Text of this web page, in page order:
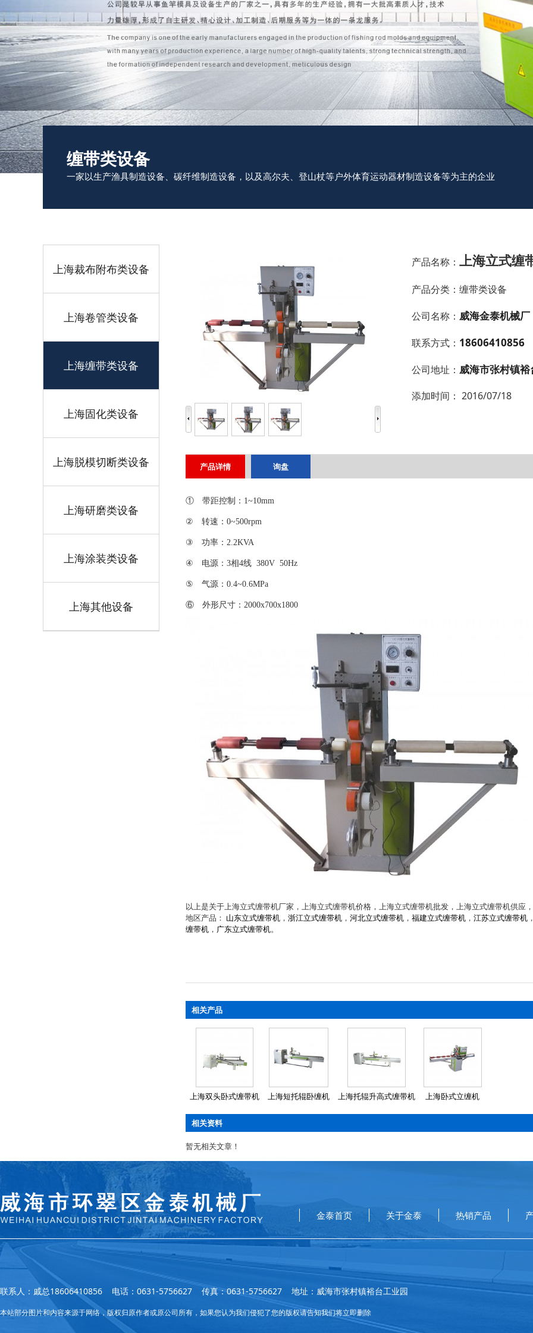
缠带类设备
一家以生产渔具制造设备、碳纤维制造设备，以及高尔夫、登山杖等户外体育运动器材制造设备等为主的企业
上海裁布附布类设备
上海卷管类设备
上海缠带类设备
上海固化类设备
上海脱模切断类设备
上海研磨类设备
上海涂装类设备
上海其他设备
产品名称： 上海立式缠
产品分类： 缠带类设备
公司名称： 威海金泰机械厂
联系方式： 18606410856
公司地址： 威海市张村镇
添加时间： 2016/07/18
产品详情 询盘
① 带距控制：1~10mm
② 转速：0~500rpm
③ 功率：2.2KVA
④ 电源：3相4线 380V 50Hz
⑤ 气源：0.4~0.6MPa
⑥ 外形尺寸：2000x700x1800
以上是关于上海立式缠带机厂家，上海立式缠带机价格，上海立式缠带机批发，上海立式缠带机供应
地区产品： 山东立式缠带机 ， 浙江立式缠带机 ， 河北立式缠带机 ， 福建立式缠带机 ， 江苏立式缠带机
缠带机 ， 广东立式缠带机。
相关产品
上海双头卧式缠带机 上海短托辊卧缠机 上海托辊升高式缠带机 上海卧式立缠机
相关资料
暂无相关文章！
金泰首页 关于金泰 热销产品
联系人：戚总18606410856 电话：0631-5756627 传真：0631-5756627 地址：威海市张村镇裕台工业园
本站部分图片和内容来源于网络，版权归原作者或原公司所有，如果您认为我们侵犯了您的版权请告知我们将立即删除